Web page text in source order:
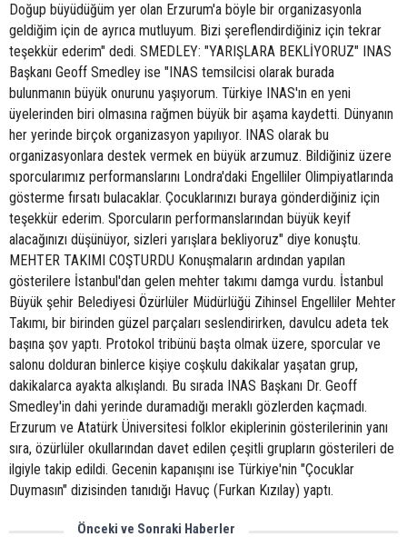
Doğup büyüdüğüm yer olan Erzurum'a böyle bir organizasyonla
geldiğim için de ayrıca mutluyum. Bizi şereflendirdiğiniz için tekrar
teşekkür ederim" dedi. SMEDLEY: "YARIŞLARA BEKLİYORUZ" INAS
Başkanı Geoff Smedley ise "INAS temsilcisi olarak burada
bulunmanın büyük onurunu yaşıyorum. Türkiye INAS'ın en yeni
üyelerinden biri olmasına rağmen büyük bir aşama kaydetti. Dünyanın
her yerinde birçok organizasyon yapılıyor. INAS olarak bu
organizasyonlara destek vermek en büyük arzumuz. Bildiğiniz üzere
sporcularımız performanslarını Londra'daki Engelliler Olimpiyatlarında
gösterme fırsatı bulacaklar. Çocuklarınızı buraya gönderdiğiniz için
teşekkür ederim. Sporcuların performanslarından büyük keyif
alacağınızı düşünüyor, sizleri yarışlara bekliyoruz" diye konuştu.
MEHTER TAKIMI COŞTURDU Konuşmaların ardından yapılan
gösterilere İstanbul'dan gelen mehter takımı damga vurdu. İstanbul
Büyük şehir Belediyesi Özürlüler Müdürlüğü Zihinsel Engelliler Mehter
Takımı, bir birinden güzel parçaları seslendirirken, davulcu adeta tek
başına şov yaptı. Protokol tribünü başta olmak üzere, sporcular ve
salonu dolduran binlerce kişiye coşkulu dakikalar yaşatan grup,
dakikalarca ayakta alkışlandı. Bu sırada INAS Başkanı Dr. Geoff
Smedley'in dahi yerinde duramadığı meraklı gözlerden kaçmadı.
Erzurum ve Atatürk Üniversitesi folklor ekiplerinin gösterilerinin yanı
sıra, özürlüler okullarından davet edilen çeşitli grupların gösterileri de
ilgiyle takip edildi. Gecenin kapanışını ise Türkiye'nin "Çocuklar
Duymasın" dizisinden tanıdığı Havuç (Furkan Kızılay) yaptı.
Önceki ve Sonraki Haberler